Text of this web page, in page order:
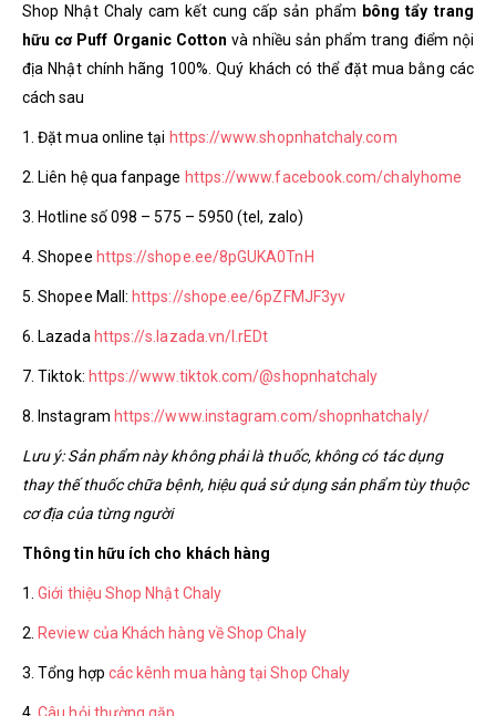
Shop Nhật Chaly cam kết cung cấp sản phẩm bông tẩy trang
hữu cơ Puff Organic Cotton và nhiều sản phẩm trang điểm nội
địa Nhật chính hãng 100%. Quý khách có thể đặt mua bằng các
cách sau
1. Đặt mua online tại https://www.shopnhatchaly.com
2. Liên hệ qua fanpage https://www.facebook.com/chalyhome
3. Hotline số 098 – 575 – 5950 (tel, zalo)
4. Shopee https://shope.ee/8pGUKA0TnH
5. Shopee Mall: https://shope.ee/6pZFMJF3yv
6. Lazada https://s.lazada.vn/l.rEDt
7. Tiktok: https://www.tiktok.com/@shopnhatchaly
8. Instagram https://www.instagram.com/shopnhatchaly/
Lưu ý: Sản phẩm này không phải là thuốc, không có tác dụng
thay thế thuốc chữa bệnh, hiệu quả sử dụng sản phẩm tùy thuộc
cơ địa của từng người
Thông tin hữu ích cho khách hàng
1.Giới thiệu Shop Nhật Chaly
2. Review của Khách hàng về Shop Chaly
3. Tổng hợp các kênh mua hàng tại Shop Chaly